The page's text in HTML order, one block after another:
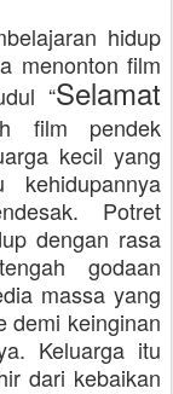
hidup
menonton film
“Selamat
film pendek
kecil yang
kehidupannya
Potret
dengan rasa
godaan
massa yang
demi keinginan
Keluarga itu
dari kebaikan